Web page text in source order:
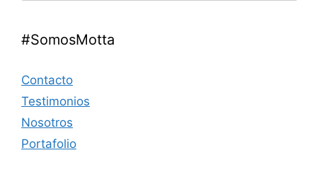
#SomosMotta
Contacto
Testimonios
Nosotros
Portafolio